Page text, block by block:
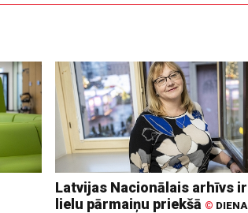
Latvijas Nacionālais arhīvs ir
lielu pārmaiņu priekšā © DIENA